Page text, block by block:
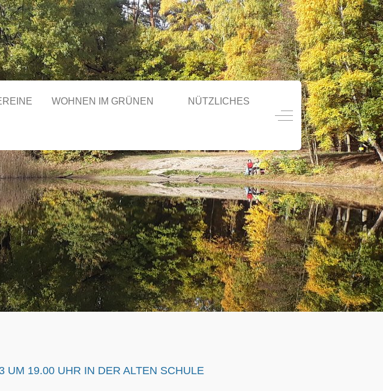
WOHNEN IM GRÜNEN NÜTZLICHES
Off-Canvas Toggle
UM 19.00 UHR IN DER ALTEN SCHULE